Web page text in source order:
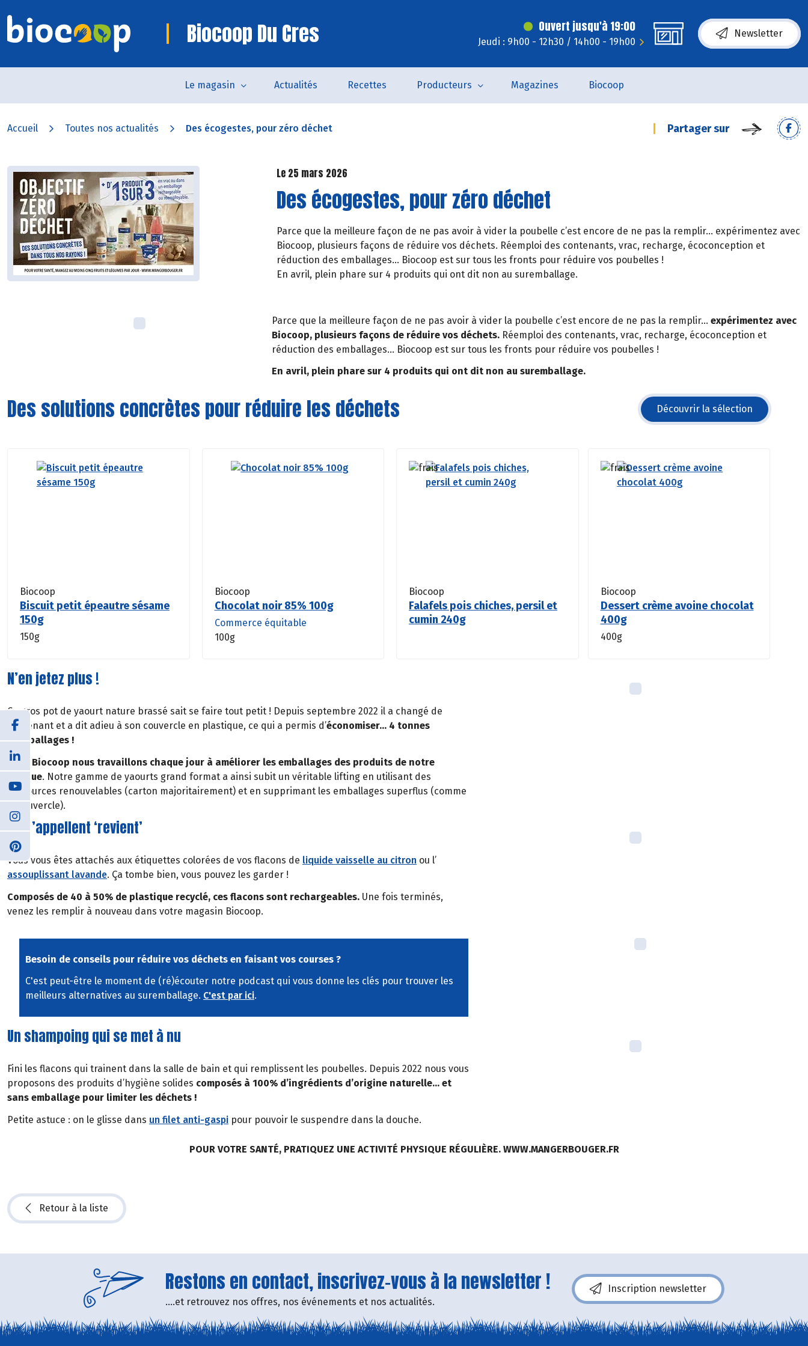
Biocoop Du Cres Ouvert jusqu'à 19:00
Jeudi : 9h00 - 12h30 / 14h00 - 19h00
Newsletter
Le magasin Actualités Recettes Producteurs Magazines Biocoop
Accueil Toutes nos actualités Des écogestes, pour zéro déchet Partager sur
Le 25 mars 2026
Des écogestes, pour zéro déchet
Parce que la meilleure façon de ne pas avoir à vider la poubelle c’est encore de ne pas la remplir… expérimentez avec
Biocoop, plusieurs façons de réduire vos déchets. Réemploi des contenants, vrac, recharge, écoconception et
réduction des emballages… Biocoop est sur tous les fronts pour réduire vos poubelles !
En avril, plein phare sur 4 produits qui ont dit non au suremballage.
Parce que la meilleure façon de ne pas avoir à vider la poubelle c’est encore de ne pas la remplir… expérimentez avec
Biocoop, plusieurs façons de réduire vos déchets.Réemploi des contenants, vrac, recharge, écoconception et
réduction des emballages… Biocoop est sur tous les fronts pour réduire vos poubelles !
En avril, plein phare sur 4 produits qui ont dit non au suremballage.
Des solutions concrètes pour réduire les déchets Découvrir la sélection
Biocoop
Biscuit petit épeautre sésame
150g
150g
Biocoop
Chocolat noir 85% 100g
Commerce équitable
100g
Biocoop
Falafels pois chiches, persil et
cumin 240g
Biocoop
Dessert crème avoine chocolat
400g
400g
N’en jetez plus !
Ce gros pot de yaourt nature brassé sait se faire tout petit ! Depuis septembre 2022 il a changé de
contenant et a dit adieu à son couvercle en plastique, ce qui a permis d’économiser… 4 tonnes
d’emballages !
Chez Biocoop nous travaillons chaque jour à améliorer les emballages des produits de notre
marque. Notre gamme de yaourts grand format a ainsi subit un véritable lifting en utilisant des
ressources renouvelables (carton majoritairement) et en supprimant les emballages superflus (comme
le couvercle).
Ils s’appellent ‘revient’
Vous vous êtes attachés aux étiquettes colorées de vos flacons de liquide vaisselle au citron ou l’
assouplissant lavande. Ça tombe bien, vous pouvez les garder !
Composés de 40 à 50% de plastique recyclé, ces flacons sont rechargeables. Une fois terminés,
venez les remplir à nouveau dans votre magasin Biocoop.
Besoin de conseils pour réduire vos déchets en faisant vos courses ?
C'est peut-être le moment de (ré)écouter notre podcast qui vous donne les clés pour trouver les
meilleurs alternatives au suremballage. C'est par ici.
Un shampoing qui se met à nu
Fini les flacons qui trainent dans la salle de bain et qui remplissent les poubelles. Depuis 2022 nous vous
proposons des produits d’hygiène solides composés à 100% d’ingrédients d’origine naturelle… et
sans emballage pour limiter les déchets !
Petite astuce : on le glisse dans un filet anti-gaspi pour pouvoir le suspendre dans la douche.
POUR VOTRE SANTÉ, PRATIQUEZ UNE ACTIVITÉ PHYSIQUE RÉGULIÈRE. WWW.MANGERBOUGER.FR
Retour à la liste
Restons en contact, inscrivez-vous à la newsletter !
....et retrouvez nos offres, nos événements et nos actualités.
Inscription newsletter